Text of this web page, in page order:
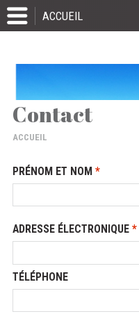
ACCUEIL
Contact
ACCUEIL
PRÉNOM ET NOM *
ADRESSE ÉLECTRONIQUE *
TÉLÉPHONE